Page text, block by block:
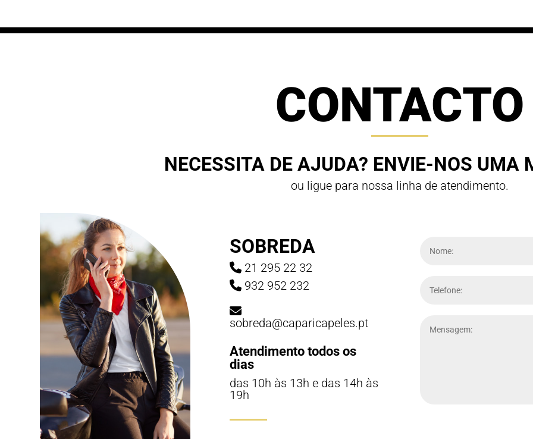
CONTACTO
NECESSITA DE AJUDA? ENVIE-NOS UMA
ou ligue para nossa linha de atendimento.
SOBREDA
21 295 22 32
932 952 232
sobreda@caparicapeles.pt
Atendimento todos os
dias
das 10h às 13h e das 14h às
19h